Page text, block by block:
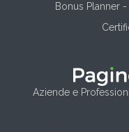
Bonus Planner
Aziende e